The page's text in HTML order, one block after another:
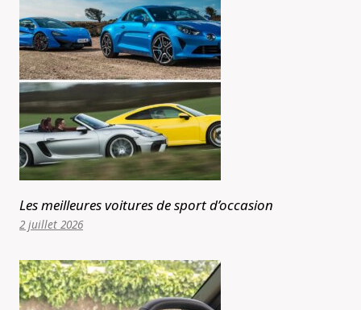
Les meilleures voitures de sport d’occasion
2 juillet 2026